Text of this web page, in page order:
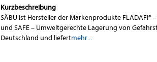
Kurzbeschreibung
SÄBU ist Hersteller der Markenprodukte
und SAFE – Umweltgerechte Lagerung von
Deutschland und liefertmehr...